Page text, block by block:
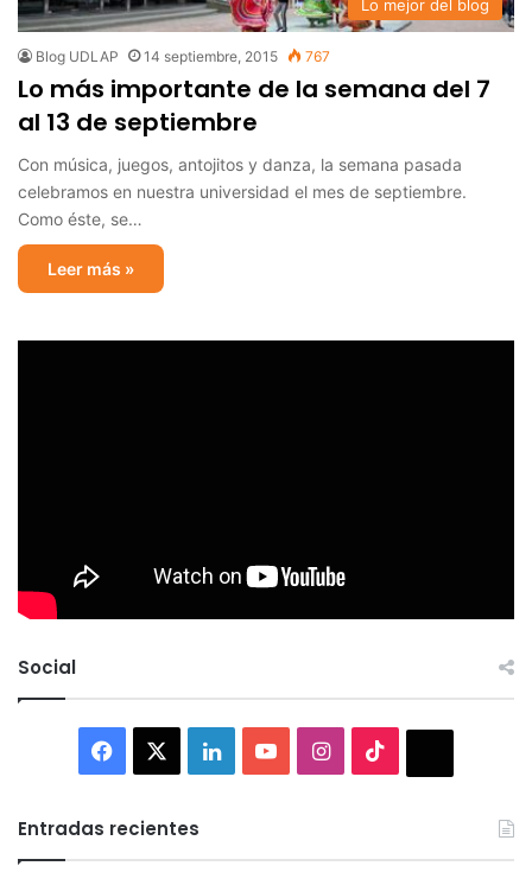
Lo mejor del blog
Blog UDLAP 14 septiembre, 2015 767
Lo más importante de la semana del 7
al 13 de septiembre
Con música, juegos, antojitos y danza, la semana pasada
celebramos en nuestra universidad el mes de septiembre.
Como éste, se…
Leer más »
Social
Facebook LinkedInYouTubeInstagram
Entradas recientes